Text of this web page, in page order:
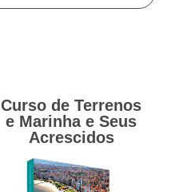
Curso de Terrenos
e Marinha e Seus
Acrescidos